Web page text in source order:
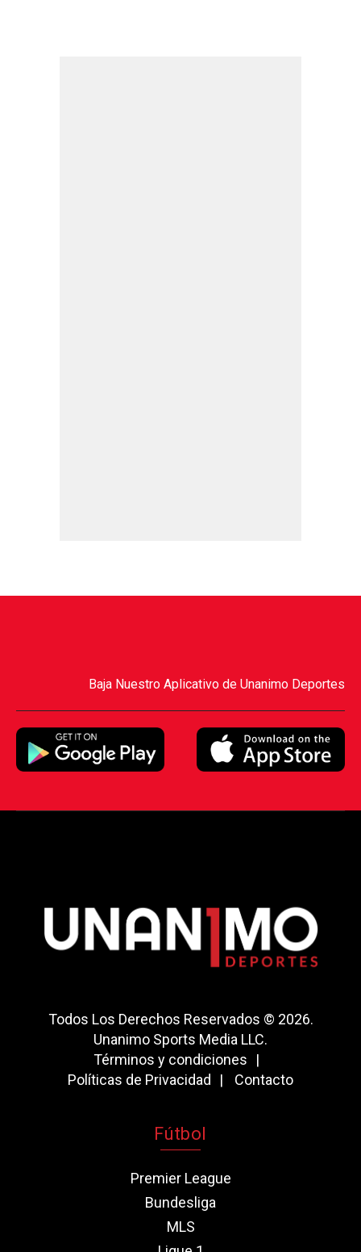
Baja Nuestro Aplicativo de Unanimo Deportes
Todos Los Derechos Reservados © 2026.
Unanimo Sports Media LLC.
Términos y condiciones
Políticas de Privacidad
Contacto
Fútbol
Premier League
Bundesliga
MLS